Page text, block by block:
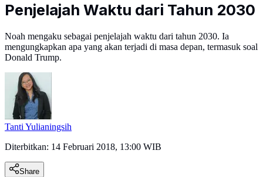
Penjelajah Waktu dari Tahun 2030
Noah mengaku sebagai penjelajah waktu dari tahun 2030. Ia
mengungkapkan apa yang akan terjadi di masa depan, termasuk soal
Donald Trump.
Tanti Yulianingsih
Diterbitkan: 14 Februari 2018, 13:00 WIB
Share